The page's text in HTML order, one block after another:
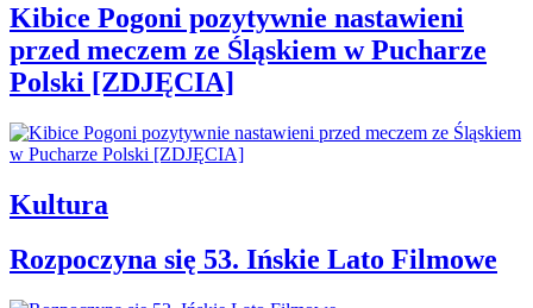
Kibice Pogoni pozytywnie nastawieni
przed meczem ze Śląskiem w Pucharze
Polski [ZDJĘCIA]
Kultura
Rozpoczyna się 53. Ińskie Lato Filmowe